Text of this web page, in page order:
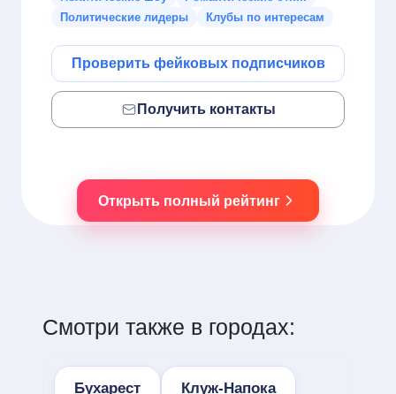
Политические лидеры
Клубы по интересам
Проверить фейковых подписчиков
Получить контакты
Открыть полный рейтинг
Смотри также в городах:
Бухарест Клуж-Напока